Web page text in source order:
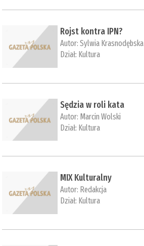
Rojst kontra IPN?
Autor:Sylwia Krasnodębska
Dział: Kultura
Sędzia w roli kata
Autor: Marcin Wolski
Dział: Kultura
MIX Kulturalny
Autor: Redakcja
Dział: Kultura